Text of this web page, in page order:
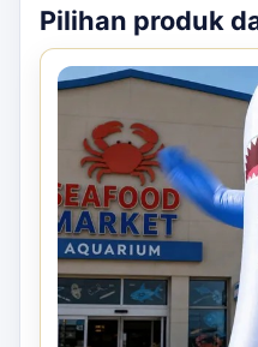
Pilihan produk